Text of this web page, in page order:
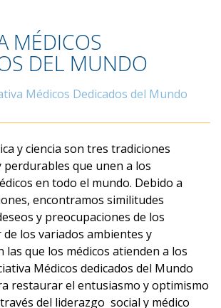
MÉDICOS
DEL MUNDO
Médicos Dedicados del Mundo
y ciencia son tres tradiciones
que unen a los
en todo el mundo. Debido a
encontramos similitudes
y preocupaciones de los
de los variados ambientes y
las que los médicos atienden a los
Médicos dedicados del Mundo
restaurar el entusiasmo y optimismo
del liderazgo social y médico